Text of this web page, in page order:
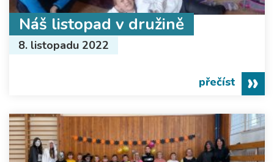
Náš listopad v družině
8. listopadu 2022
přečíst